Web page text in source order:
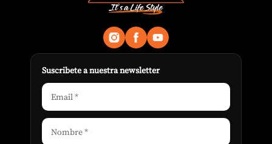
Suscribete a nuestra newsletter